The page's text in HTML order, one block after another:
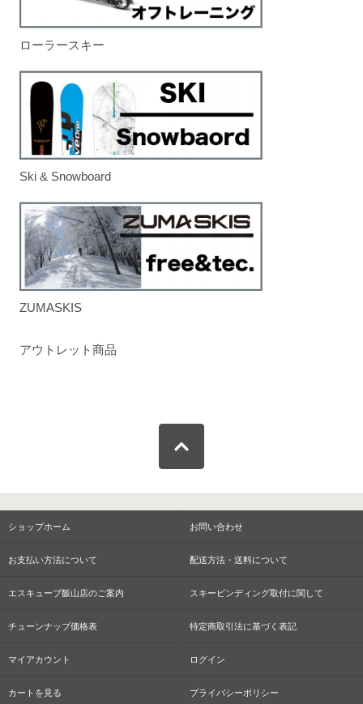
ローラースキー
Ski & Snowboard
ZUMASKIS
アウトレット商品
ショップホーム お問い合わせ
お支払い方法について 配送方法・送料について
エスキューブ飯山店のご案内 スキービンディング取付に関して
チューンナップ価格表 特定商取引法に基づく表記
マイアカウント ログイン
カートを見る プライバシーポリシー